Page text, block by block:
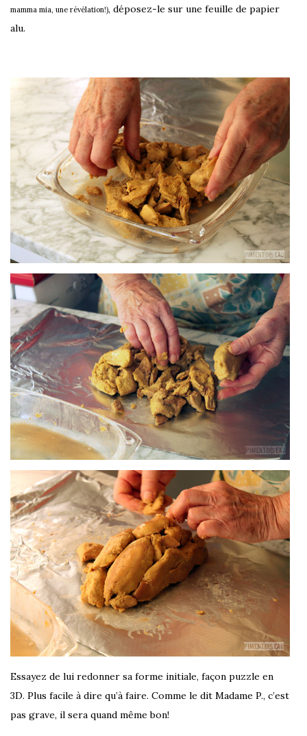
mamma mia, une révélation!), déposez-le sur une feuille de papier
alu.
Essayez de lui redonner sa forme initiale, façon puzzle en
3D. Plus facile à dire qu’à faire. Comme le dit Madame P., c’est
pas grave, il sera quand même bon!